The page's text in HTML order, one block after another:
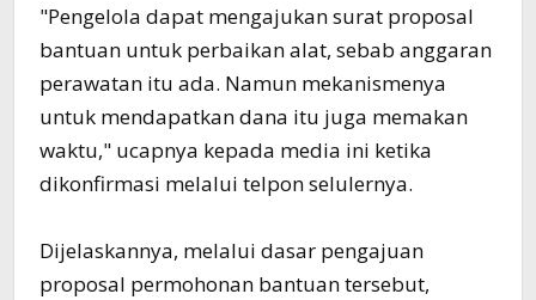
"Pengelola dapat mengajukan surat proposal
bantuan untuk perbaikan alat, sebab anggaran
perawatan itu ada. Namun mekanismenya
untuk mendapatkan dana itu juga memakan
waktu," ucapnya kepada media ini ketika
dikonfirmasi melalui telpon selulernya.
Dijelaskannya, melalui dasar pengajuan
proposal permohonan bantuan tersebut,